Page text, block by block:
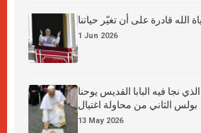
الله قادرة على أن تغيّر حياتنا
1 Jun 2026
نجا فيه البابا القديس يوحنا
بولس الثاني من محاولة اغتيال
13 May 2026